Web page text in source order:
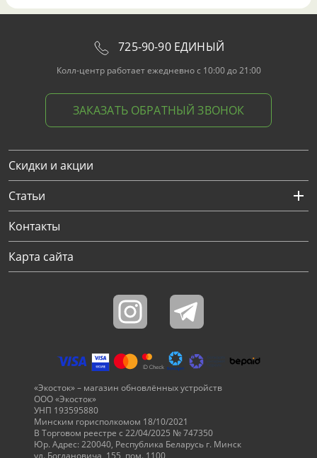
725-90-90 ЕДИНЫЙ
Колл-центр работает ежедневно с 10:00 до 21:00
ЗАКАЗАТЬ ОБРАТНЫЙ ЗВОНОК
Скидки и акции
Статьи
Контакты
Карта сайта
«Экосток» – магазин обновлённых устройств
ООО «Экосток»
УНП 193595880
Минским горисполкомом 18/10/2021
В Торговом реестре с 22/04/2025 № 747350
Юр. Адрес: 220040, Республика Беларусь г. Минск
ул. Богдановича, 155, пом. 1100